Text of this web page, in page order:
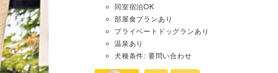
同室宿泊OK
部屋食プランあり
プライベートドッグランあり
温泉あり
犬種条件: 要問い合わせ